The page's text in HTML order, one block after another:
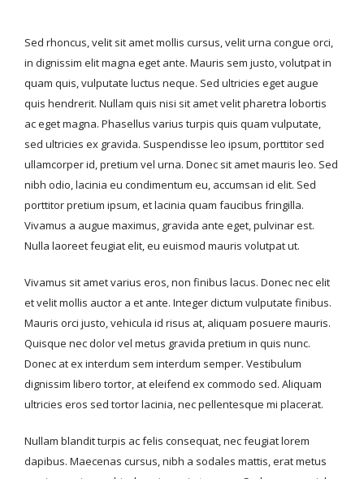
Sed rhoncus, velit sit amet mollis cursus, velit urna congue orci,
in dignissim elit magna eget ante. Mauris sem justo, volutpat in
quam quis, vulputate luctus neque. Sed ultricies eget augue
quis hendrerit. Nullam quis nisi sit amet velit pharetra lobortis
ac eget magna. Phasellus varius turpis quis quam vulputate,
sed ultricies ex gravida. Suspendisse leo ipsum, porttitor sed
ullamcorper id, pretium vel urna. Donec sit amet mauris leo. Sed
nibh odio, lacinia eu condimentum eu, accumsan id elit. Sed
porttitor pretium ipsum, et lacinia quam faucibus fringilla.
Vivamus a augue maximus, gravida ante eget, pulvinar est.
Nulla laoreet feugiat elit, eu euismod mauris volutpat ut.
Vivamus sit amet varius eros, non finibus lacus. Donec nec elit
et velit mollis auctor a et ante. Integer dictum vulputate finibus.
Mauris orci justo, vehicula id risus at, aliquam posuere mauris.
Quisque nec dolor vel metus gravida pretium in quis nunc.
Donec at ex interdum sem interdum semper. Vestibulum
dignissim libero tortor, at eleifend ex commodo sed. Aliquam
ultricies eros sed tortor lacinia, nec pellentesque mi placerat.
Nullam blandit turpis ac felis consequat, nec feugiat lorem
dapibus. Maecenas cursus, nibh a sodales mattis, erat metus